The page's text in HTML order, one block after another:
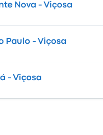
Nova - Viçosa
Paulo - Viçosa
- Viçosa